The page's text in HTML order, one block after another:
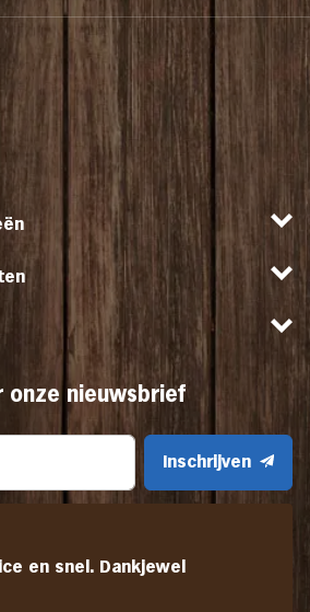
onze nieuwsbrief
Inschrijven
en snel. Dankjewel